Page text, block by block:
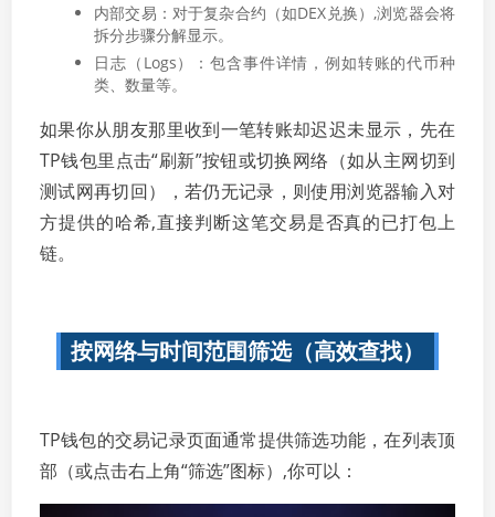
内部交易：对于复杂合约（如DEX兑换）,浏览器会将
拆分步骤分解显示。
日志（Logs）：包含事件详情，例如转账的代币种
类、数量等。
如果你从朋友那里收到一笔转账却迟迟未显示，先在
TP钱包里点击“刷新”按钮或切换网络（如从主网切到
测试网再切回），若仍无记录，则使用浏览器输入对
方提供的哈希,直接判断这笔交易是否真的已打包上
链。
按网络与时间范围筛选（高效查找）
TP钱包的交易记录页面通常提供筛选功能，在列表顶
部（或点击右上角“筛选”图标）,你可以：